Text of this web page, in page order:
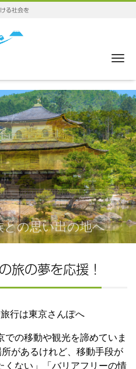
る社会を
との思い出の地へ
旅の夢を応援！
行は東京さんぽへ
での移動や観光を諦めていま
があるけれど、移動手段が
くない」「バリアフリーの情